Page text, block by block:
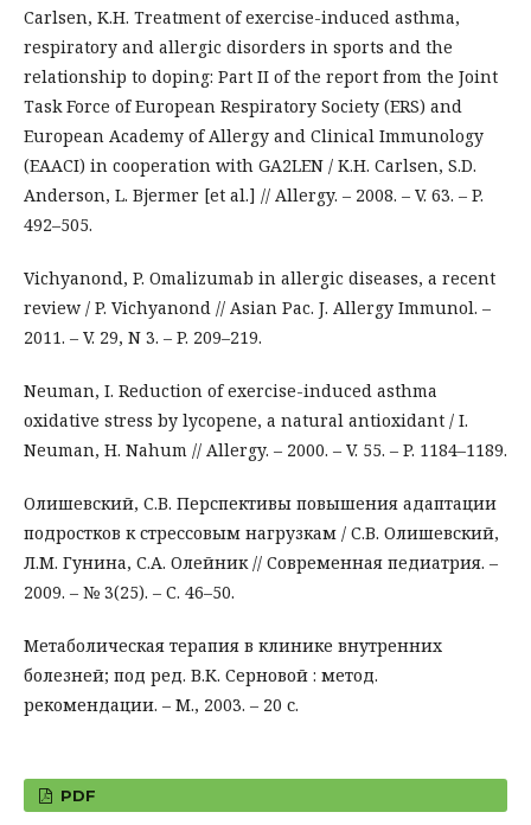
Carlsen, K.H. Treatment of exercise-induced asthma,
respiratory and allergic disorders in sports and the
relationship to doping: Part II of the report from the Joint
Task Force of European Respiratory Society (ERS) and
European Academy of Allergy and Clinical Immunology
(EAACI) in cooperation with GA2LEN / K.H. Carlsen, S.D.
Anderson, L. Bjermer [et al.] // Allergy. – 2008. – V. 63. – P.
492–505.
Vichyanond, P. Omalizumab in allergic diseases, a recent
review / P. Vichyanond // Asian Pac. J. Allergy Immunol. –
2011. – V. 29, N 3. – P. 209–219.
Neuman, I. Reduction of exercise-induced asthma
oxidative stress by lycopene, a natural antioxidant / I.
Neuman, H. Nahum // Allergy. – 2000. – V. 55. – P. 1184–1189.
Олишевский, С.В. Перспективы повышения адаптации
подростков к стрессовым нагрузкам / С.В. Олишевский,
Л.М. Гунина, С.А. Олейник // Современная педиатрия. –
2009. – № 3(25). – С. 46–50.
Метаболическая терапия в клинике внутренних
болезней; под ред. В.К. Серновой : метод.
рекомендации. – М., 2003. – 20 с.
PDF